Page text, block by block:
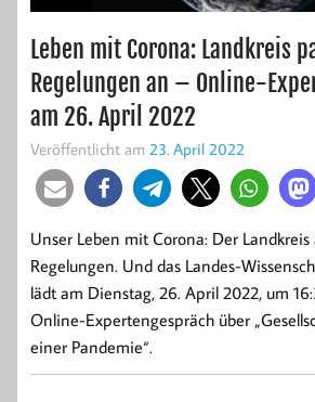
Leben mit Corona: Landkreis
Regelungen an – Online-
am 26. April 2022
Veröffentlicht am 23. April 2022
Unser Leben mit Corona: Der
Regelungen. Und das Landes-
lädt am Dienstag, 26. April 2022, um
Online-Expertengespräch über
einer Pandemie“.